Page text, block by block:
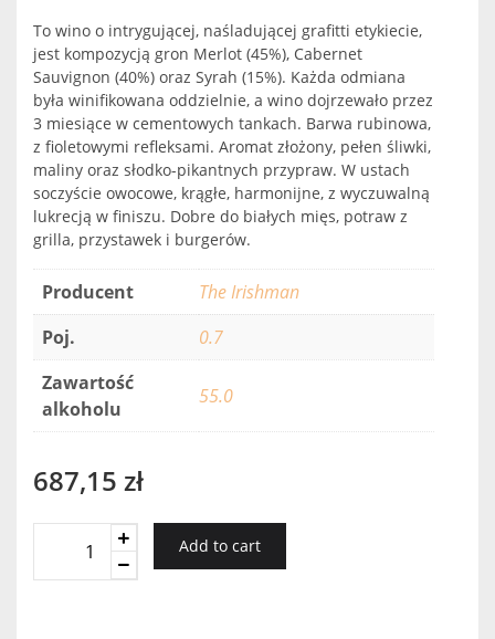
To wino o intrygującej, naśladującej grafitti etykiecie,
jest kompozycją gron Merlot (45%), Cabernet
Sauvignon (40%) oraz Syrah (15%). Każda odmiana
była winifikowana oddzielnie, a wino dojrzewało przez
3 miesiące w cementowych tankach. Barwa rubinowa,
z fioletowymi refleksami. Aromat złożony, pełen śliwki,
maliny oraz słodko-pikantnych przypraw. W ustach
soczyście owocowe, krągłe, harmonijne, z wyczuwalną
lukrecją w finiszu. Dobre do białych mięs, potraw z
grilla, przystawek i burgerów.
Producent
The Irishman
Poj.
0.7
Zawartość
alkoholu
55.0
687,15 zł
Irishman
Add to cart